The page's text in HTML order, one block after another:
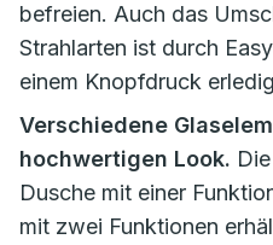
befreien. Auch das
Strahlarten ist durch
einem Knopfdruck
Verschiedene
hochwertigen Look.
Dusche mit einer
mit zwei Funktionen